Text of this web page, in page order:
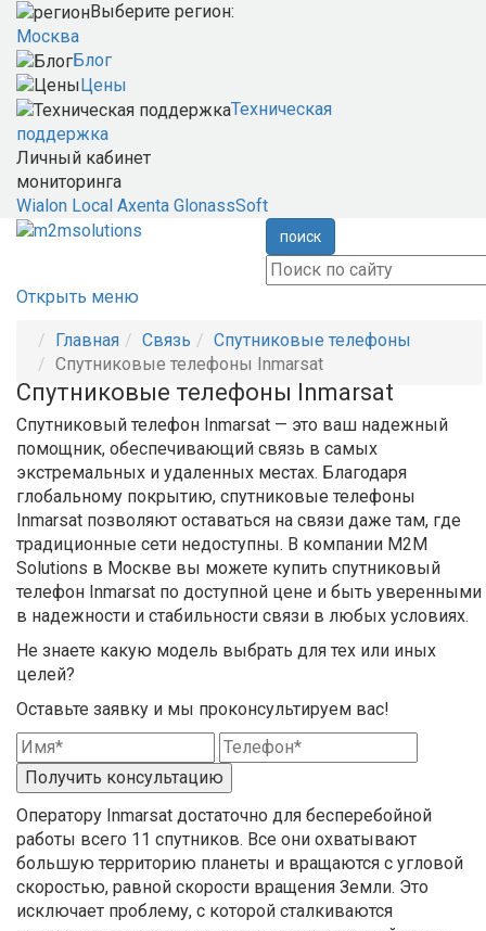
Выберите регион:
Москва
Блог
Цены
Техническая
поддержка
Личный кабинет
мониторинга
Wialon Local Axenta GlonassSoft
поиск
Открыть меню
Главная Связь
Спутниковые телефоны
Спутниковые телефоны Inmarsat
Спутниковые телефоны Inmarsat
Спутниковый телефон Inmarsat — это ваш надежный
помощник, обеспечивающий связь в самых
экстремальных и удаленных местах. Благодаря
глобальному покрытию, спутниковые телефоны
Inmarsat позволяют оставаться на связи даже там, где
традиционные сети недоступны. В компании M2M
Solutions в Москве вы можете купить спутниковый
телефон Inmarsat по доступной цене и быть уверенными
в надежности и стабильности связи в любых условиях.
Не знаете какую модель выбрать для тех или иных
целей?
Оставьте заявку и мы проконсультируем вас!
Получить консультацию
Оператору Inmarsat достаточно для бесперебойной
работы всего 11 спутников. Все они охватывают
большую территорию планеты и вращаются с угловой
скоростью, равной скорости вращения Земли. Это
исключает проблему, с которой сталкиваются